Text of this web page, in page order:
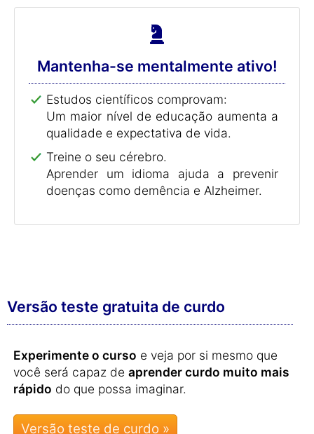
Mantenha-se mentalmente ativo!
Estudos científicos comprovam:
Um maior nível de educação aumenta a
qualidade e expectativa de vida.
Treine o seu cérebro.
Aprender um idioma ajuda a prevenir
doenças como demência e Alzheimer.
Versão teste gratuita de curdo
Experimente o curso e veja por si mesmo que
você será capaz de aprender curdo muito mais
rápido do que possa imaginar.